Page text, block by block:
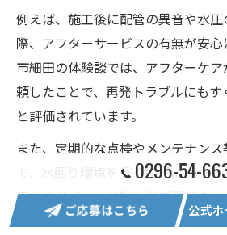
例えば、施工後に配管の異音や水
際、アフターサービスの有無が安
市細田の体験談では、アフターケ
頼したことで、再発トラブルにも
と評価されています。
また、定期的な点検やメンテナン
で、水回り環境を長く良好に保つこ
事後のサポート体制も業者選びの
0296-54-
ご応募はこちら 公式